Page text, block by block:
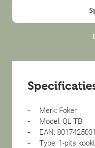
Merk: Foker
Model: QL TB
EAN:
Type: 1-pits